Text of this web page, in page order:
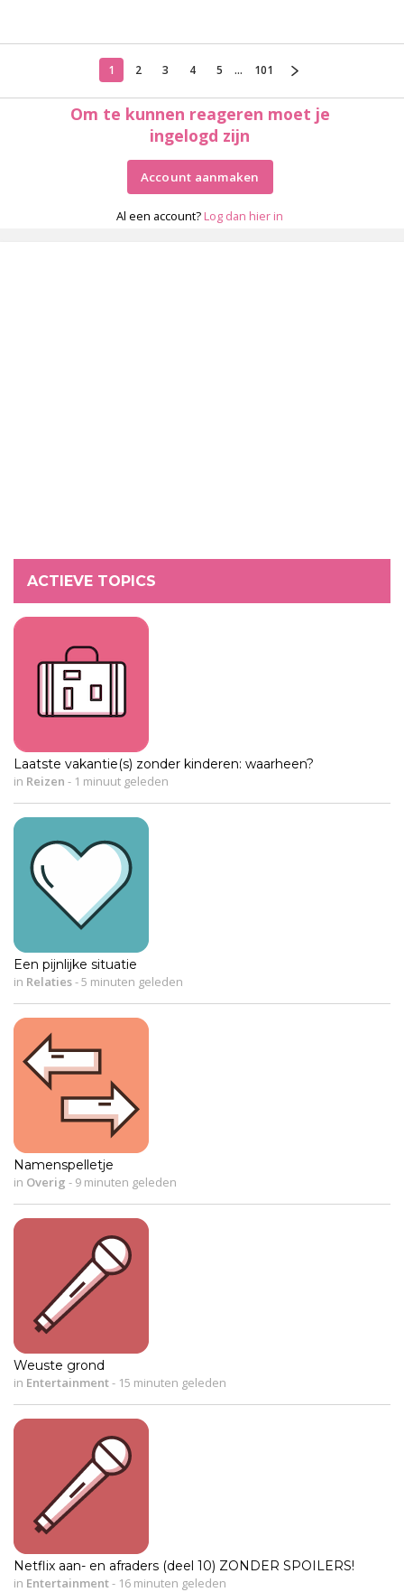
1 2 3 4 5 ... 101
Om te kunnen reageren moet je
ingelogd zijn
Account aanmaken
Al een account? Log dan hier in
ACTIEVE TOPICS
Laatste vakantie(s) zonder kinderen: waarheen?
in Reizen - 1 minuut geleden
Een pijnlijke situatie
in Relaties-5 minuten geleden
Namenspelletje
in Overig - 9 minuten geleden
Weuste grond
in Entertainment- 15 minuten geleden
Netflix aan- en afraders (deel 10) ZONDER SPOILERS!
in Entertainment- 16 minuten geleden